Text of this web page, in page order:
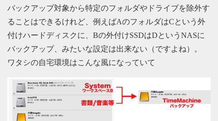
バックアップ対象から特定のフォルダやドライブを除外す
ることはできるけれど、例えばAのフォルダはCという外
付けハードディスクに、Bの外付けSSDはDというNASに
バックアップ、みたいな設定は出来ない（ですよね）。
ワタシの自宅環境はこんな風になっていて